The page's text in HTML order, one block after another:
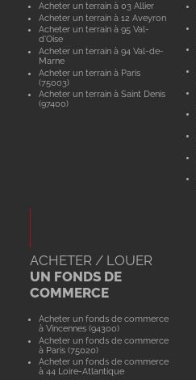
Acheter un terrain à 03 Allier
Acheter un terrain à 12 Aveyron
Acheter un terrain à 95 Val-
d'Oise
Acheter un terrain à 94 Val-de-
Marne
Acheter un terrain à Paris
(75003)
Acheter un terrain à Saint Denis
(97400)
ACHETER / LOUER
UN FONDS DE
COMMERCE
Acheter un fonds de commerce
à Vincennes (94300)
Acheter un fonds de commerce
à Paris (75020)
Acheter un fonds de commerce
à 44 Loire-Atlantique